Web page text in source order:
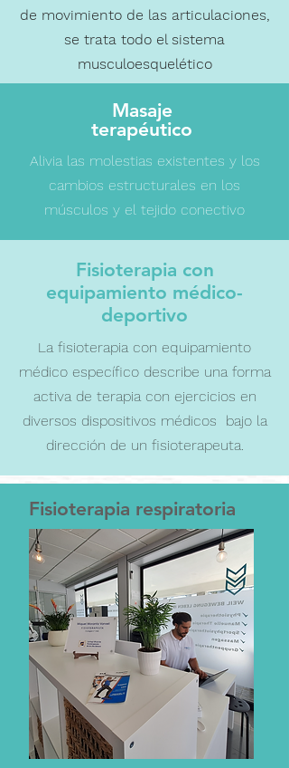
de movimiento de las articulaciones,
se trata todo el sistema
musculoesquelético
Masaje
terapéutico
Alivia las molestias existentes y los
cambios estructurales en los
músculos y el tejido conectivo
Fisioterapia con
equipamiento médico-
deportivo
La fisioterapia con equipamiento
médico específico describe una forma
activa de terapia con ejercicios en
diversos dispositivos médicos bajo la
dirección de un fisioterapeuta.
Fisioterapia respiratoria